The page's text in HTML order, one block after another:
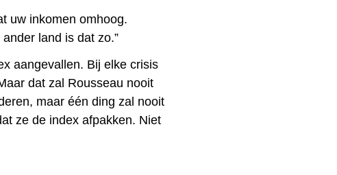
uw inkomen omhoog.
land is dat zo.”
aangevallen. Bij elke crisis
dat zal Rousseau nooit
maar één ding zal nooit
ze de index afpakken. Niet